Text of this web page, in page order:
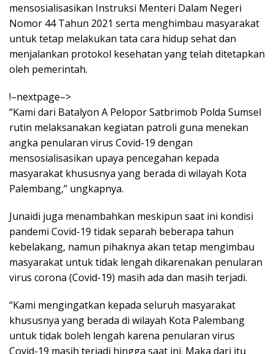
mensosialisasikan Instruksi Menteri Dalam Negeri
Nomor 44 Tahun 2021 serta menghimbau masyarakat
untuk tetap melakukan tata cara hidup sehat dan
menjalankan protokol kesehatan yang telah ditetapkan
oleh pemerintah.
!–nextpage–>
“Kami dari Batalyon A Pelopor Satbrimob Polda Sumsel
rutin melaksanakan kegiatan patroli guna menekan
angka penularan virus Covid-19 dengan
mensosialisasikan upaya pencegahan kepada
masyarakat khususnya yang berada di wilayah Kota
Palembang,” ungkapnya.
Junaidi juga menambahkan meskipun saat ini kondisi
pandemi Covid-19 tidak separah beberapa tahun
kebelakang, namun pihaknya akan tetap mengimbau
masyarakat untuk tidak lengah dikarenakan penularan
virus corona (Covid-19) masih ada dan masih terjadi.
“Kami mengingatkan kepada seluruh masyarakat
khususnya yang berada di wilayah Kota Palembang
untuk tidak boleh lengah karena penularan virus
Covid-19 masih terjadi hingga saat ini. Maka dari itu